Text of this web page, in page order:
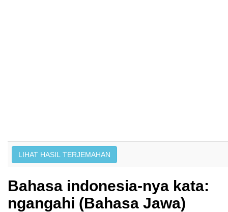
Bahasa indonesia-nya kata:
ngangahi (Bahasa Jawa)